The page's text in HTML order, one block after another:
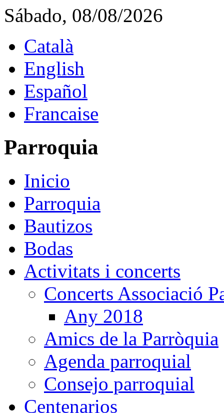
Sábado, 08/08/2026
Català
English
Español
Francaise
Parroquia
Inicio
Parroquia
Bautizos
Bodas
Activitats i concerts
Concerts Associació
Any 2018
Amics de la Parròquia
Agenda parroquial
Consejo parroquial
Centenarios